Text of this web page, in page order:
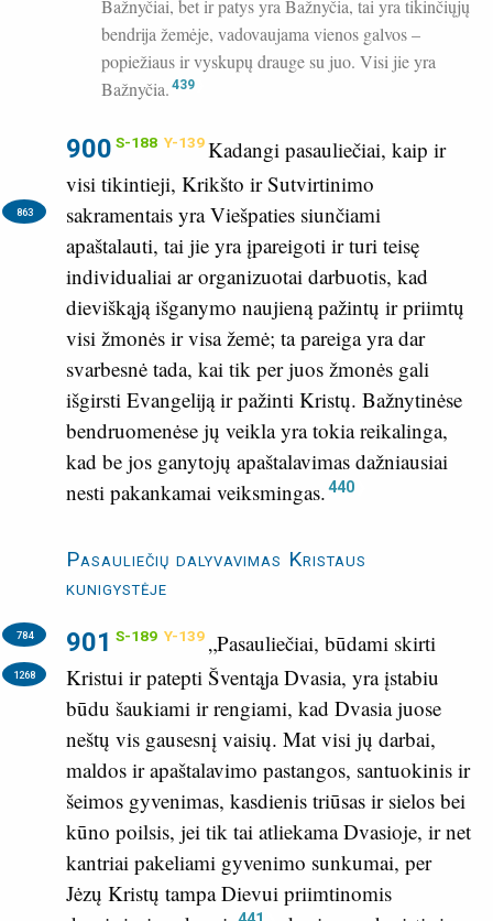
Bažnyčiai, bet ir patys yra Bažnyčia, tai yra tikinčiųjų
bendrija žemėje, vadovaujama vienos galvos –
popiežiaus ir vyskupų drauge su juo. Visi jie yra
Bažnyčia. 439
900 S-188 Y-139Kadangi pasauliečiai, kaip ir
visi tikintieji, Krikšto ir Sutvirtinimo
sakramentais
863
yra Viešpaties siunčiami
apaštalauti, tai jie yra įpareigoti ir turi teisę
individualiai ar organizuotai darbuotis, kad
dieviškąją išganymo naujieną pažintų ir priimtų
visi žmonės ir visa žemė; ta pareiga yra dar
svarbesnė tada, kai tik per juos žmonės gali
išgirsti Evangeliją ir pažinti Kristų. Bažnytinėse
bendruomenėse jų veikla yra tokia reikalinga,
kad be jos ganytojų apaštalavimas dažniausiai
nesti pakankamai veiksmingas.440
Pasauliečių dalyvavimas Kristaus
kunigystėje
901 S-189 Y-139
784
1268
„Pasauliečiai, būdami skirti
Kristui ir patepti Šventąja Dvasia, yra įstabiu
būdu šaukiami ir rengiami, kad Dvasia juose
neštų vis gausesnį vaisių. Mat visi jų darbai,
maldos ir apaštalavimo pastangos, santuokinis ir
šeimos gyvenimas, kasdienis triūsas ir sielos bei
kūno poilsis, jei tik tai atliekama Dvasioje, ir net
kantriai pakeliami gyvenimo sunkumai, per
Jėzų Kristų tampa Dievui priimtinomis